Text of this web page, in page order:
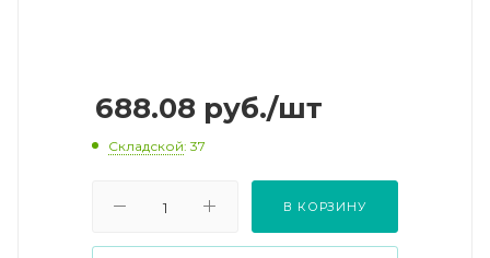
688.08 руб./шт
Складской: 37
В КОРЗИНУ